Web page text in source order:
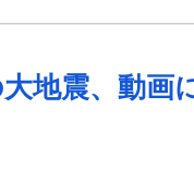
地震、動画